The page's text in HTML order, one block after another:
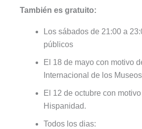
También es gratuito:
Los sábados de 21:00 a
públicos
El 18 de mayo con motivo
Internacional de los
El 12 de octubre con
Hispanidad.
Todos los dias: